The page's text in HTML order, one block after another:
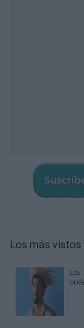
Los más vistos
Los